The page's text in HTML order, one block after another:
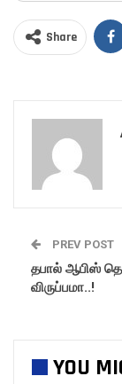
Share
PREV POST
தபால் ஆபிஸ்
விருப்பமா..!
YOU